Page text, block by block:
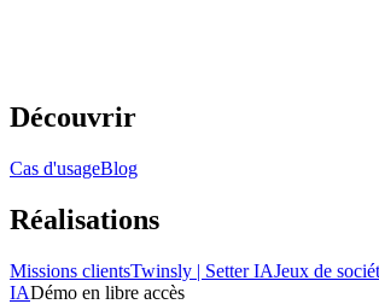
Découvrir
Cas d'usageBlog
Réalisations
Missions clientsTwinsly | Setter IAJeux de
IADémo en libre accès